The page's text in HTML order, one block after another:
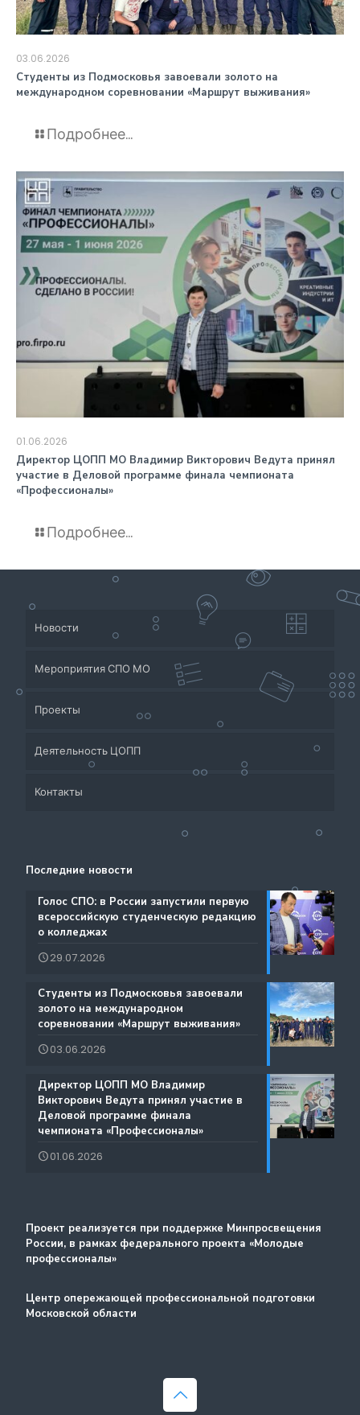
03.06.2026
️Студенты из Подмосковья завоевали золото на
международном соревновании «Маршрут выживания»
Подробнее...
01.06.2026
️Директор ЦОПП МО Владимир Викторович Ведута принял
участие в Деловой программе финала чемпионата
«Профессионалы»
Подробнее...
Новости
Мероприятия СПО МО
Проекты
Приёмная кампания
Система СПО Московской области
Аналитический отдел содействия трудоустройству
Каталог образовательных программ
Международная деятельность
Региональный проект по Профориентации
Дополнительные образовательные услуги
Методический портал
Деятельность ЦОПП
Банк партнеров
Центр содействия занятости учащейся молодежи и
Документы
Истории Успеха
Благодарности
Фестиваль профессий «Путь навыков»
Атлас доступных профессий для лиц с
интеллектуальными нарушениями
Контакты
Ресурсы ЦОПП МО
Последние новости
️Голос СПО: в России запустили первую
всероссийскую студенческую редакцию
о колледжах
29.07.2026
️Студенты из Подмосковья завоевали
золото на международном
соревновании «Маршрут выживания»
03.06.2026
️Директор ЦОПП МО Владимир
Викторович Ведута принял участие в
Деловой программе финала
чемпионата «Профессионалы»
01.06.2026
Проект реализуется при поддержке Минпросвещения
России, в рамках федерального проекта «Молодые
профессионалы»
Центр опережающей профессиональной подготовки
Московской области